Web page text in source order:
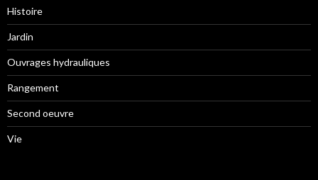
Histoire
Jardin
Ouvrages hydrauliques
Rangement
Second oeuvre
Vie